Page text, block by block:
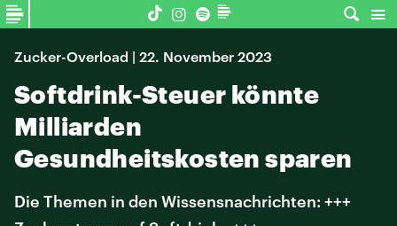
Zucker-Overload | 22. November 2023
Softdrink-Steuer könnte
Milliarden
Gesundheitskosten sparen
Die Themen in den Wissensnachrichten: +++